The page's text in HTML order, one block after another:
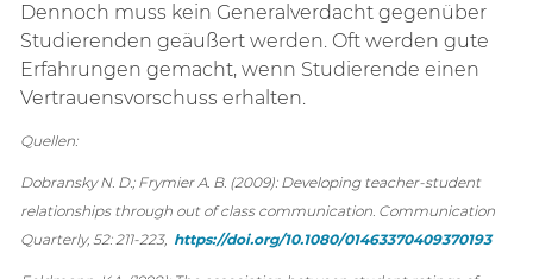
Dennoch muss kein Generalverdacht gegenüber
Studierenden geäußert werden. Oft werden gute
Erfahrungen gemacht, wenn Studierende einen
Vertrauensvorschuss erhalten.
Quellen:
Dobransky N. D.; Frymier A. B. (2009): Developing teacher‐student
relationships through out of class communication. Communication
Quarterly, 52: 211-223, https://doi.org/10.1080/01463370409370193